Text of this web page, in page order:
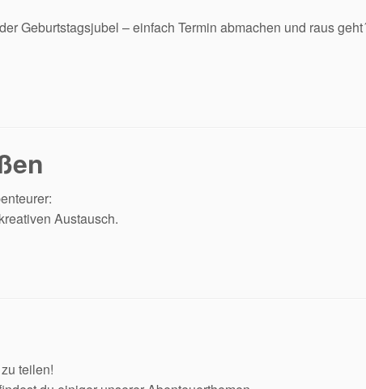
Geburtstagsjubel – einfach Termin abmachen und raus
Austausch.
teilen!